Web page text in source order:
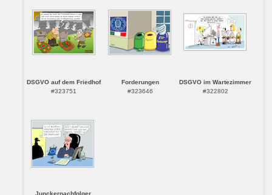
DSGVO auf dem Friedhof
#323751
Forderungen
#323646
DSGVO im Wartezimmer
#322802
Junckernachfolger